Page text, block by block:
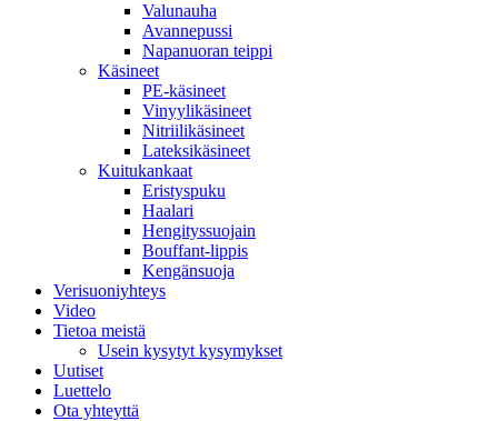
Valunauha
Avannepussi
Napanuoran teippi
Käsineet
PE-käsineet
Vinyylikäsineet
Nitriilikäsineet
Lateksikäsineet
Kuitukankaat
Eristyspuku
Haalari
Hengityssuojain
Bouffant-lippis
Kengänsuoja
Verisuoniyhteys
Video
Tietoa meistä
Usein kysytyt kysymykset
Uutiset
Luettelo
Ota yhteyttä